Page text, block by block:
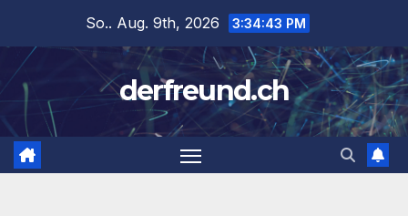
springen
So.. Aug. 9th, 2026 3:34:44 PM
derfreund.ch